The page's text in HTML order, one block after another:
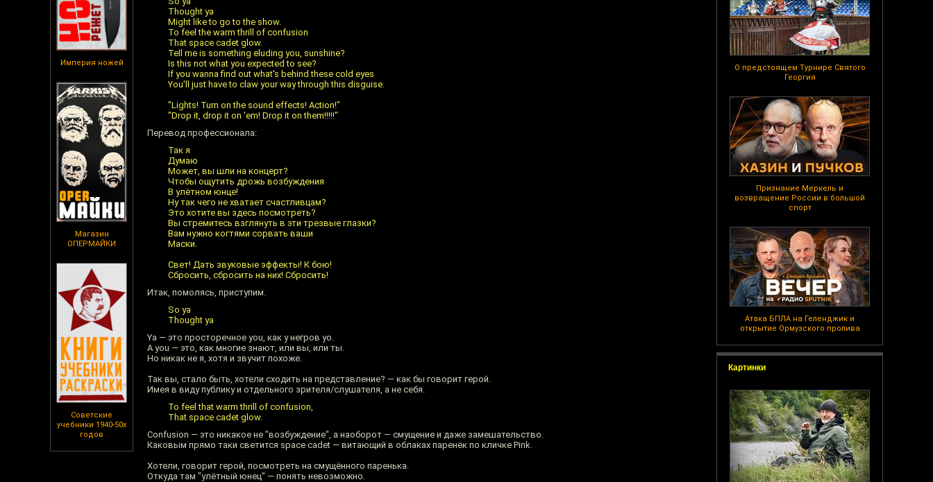
Империя ножей
Магазин
ОПЕРМАЙКИ
Советские
учебники 1940-50х
годов
О предстоящем Турнире Святого
Георгия
Признание Меркель и
возвращение России в большой
спорт
Атака БПЛА на Геленджик и
открытие Ормузского пролива
Картинки
Thought ya
Might like to go to the show.
To feel the warm thrill of confusion
That space cadet glow.
Tell me is something eluding you, sunshine?
Is this not what you expected to see?
If you wanna find out what's behind these cold eyes
You'll just have to claw your way through this disguise.
"Lights! Turn on the sound effects! Action!"
"Drop it, drop it on 'em! Drop it on them!!!!!"
Перевод профессионала:
Так я
Думаю
Может, вы шли на концерт?
Чтобы ощутить дрожь возбуждения
В улётном юнце!
Ну так чего не хватает счастливцам?
Это хотите вы здесь посмотреть?
Вы стремитесь взглянуть в эти трезвые глазки?
Вам нужно когтями сорвать ваши
Маски.
Свет! Дать звуковые эффекты! К бою!
Сбросить, сбросить на них! Сбросить!
Итак, помолясь, приступим.
So ya
Thought ya
Ya — это просторечное you, как у негров yo.
А you — это, как многие знают, или вы, или ты.
Но никак не я, хотя и звучит похоже.
Так вы, стало быть, хотели сходить на представление? — как бы говорит герой.
Имея в виду публику и отдельного зрителя/слушателя, а не себя.
To feel that warm thrill of confusion,
That space cadet glow.
Confusion — это никакое не "возбуждение", а наоборот — смущение и даже замешательство.
Каковым прямо таки светится space cadet — витающий в облаках паренёк по кличке Pink.
Хотели, говорит герой, посмотреть на смущённого паренька.
Откуда там "улётный юнец" — понять невозможно.